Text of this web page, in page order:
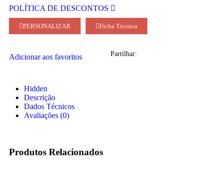
POLÍTICA DE DESCONTOS
PERSONALIZAR Ficha Técnica
Adicionar aos favoritos Partilhar:
Hidden
Descrição
Dados Técnicos
Avaliações (0)
Produtos Relacionados